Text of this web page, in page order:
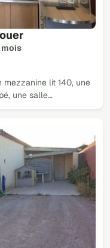
mezzanine lit 140, une
une salle…